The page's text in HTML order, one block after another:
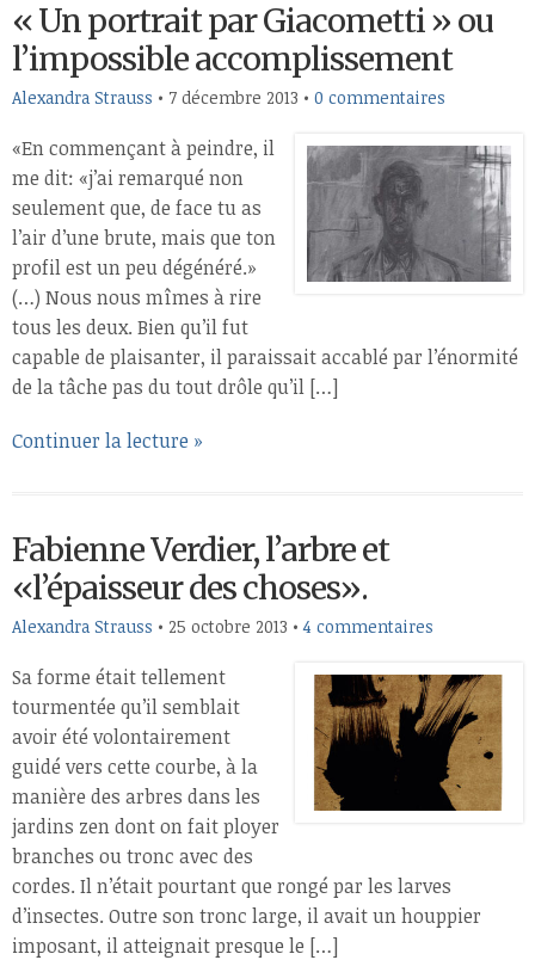
« Un portrait par Giacometti » ou
l’impossible accomplissement
Alexandra Strauss • 7 décembre 2013 • 0 commentaires
«En commençant à peindre, il
me dit: «j’ai remarqué non
seulement que, de face tu as
l’air d’une brute, mais que ton
profil est un peu dégénéré.»
(…) Nous nous mîmes à rire
tous les deux. Bien qu’il fut
capable de plaisanter, il paraissait accablé par l’énormité
de la tâche pas du tout drôle qu’il […]
Continuer la lecture »
Fabienne Verdier, l’arbre et
«l’épaisseur des choses».
Alexandra Strauss • 25 octobre 2013 •4 commentaires
Sa forme était tellement
tourmentée qu’il semblait
avoir été volontairement
guidé vers cette courbe, à la
manière des arbres dans les
jardins zen dont on fait ployer
branches ou tronc avec des
cordes. Il n’était pourtant que rongé par les larves
d’insectes. Outre son tronc large, il avait un houppier
imposant, il atteignait presque le […]